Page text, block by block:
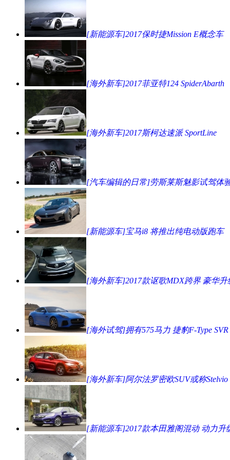
[新能源车]2017保时捷Mission E概念车
[海外新车]2017菲亚特124 SpiderAbarth
[海外新车]2017斯柯达速派 SportLine
[汽车编辑的日常]劳斯莱斯魅影试驾体
[新能源车]宝马i8 将推出纯电动版跑车
[海外新车]2017款讴歌MDX跨界 豪华升
[海外试驾]拥有575马力 捷豹F-Type SVR
[海外新车]阿尔法罗密欧SUV或称Stelvio
[新能源车]2017款本田雅阁混动 动力升